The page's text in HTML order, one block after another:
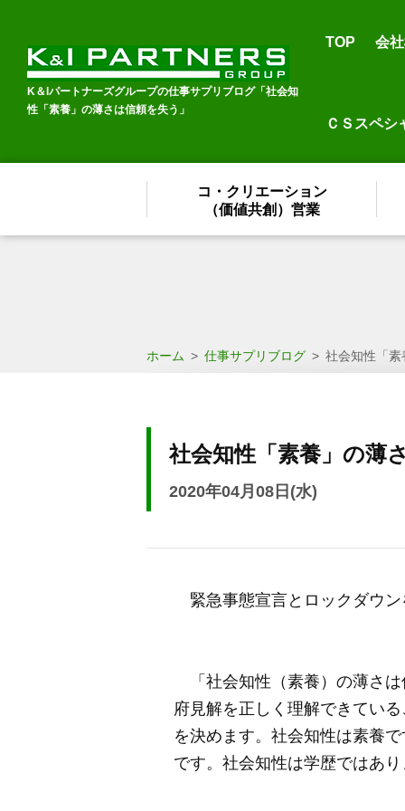
K＆Iパートナーズグループの仕事サプリブログ「社会知
性「素養」の薄さは信頼を失う」
TOP 会
ＣＳスペシ
コ・クリエーション
（価値共創）営業
ホーム > 仕事サプリブログ > 社会知性「素
社会知性「素養」の薄
2020年04月08日(水)
緊急事態宣言とロックダウン
「社会知性（素養）の薄さは
府見解を正しく理解できてい
を決めます。社会知性は素養
です。社会知性は学歴ではあ